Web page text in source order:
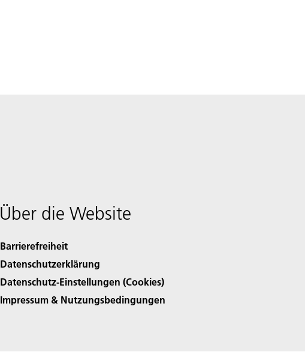
Über die Website
Barrierefreiheit
Datenschutzerklärung
Datenschutz-Einstellungen (Cookies)
Impressum & Nutzungsbedingungen